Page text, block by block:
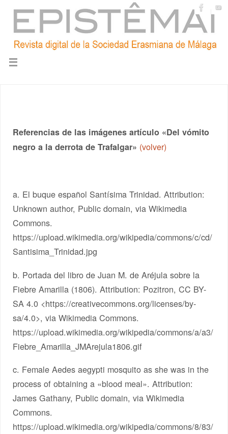
Referencias de las imágenes artículo «Del vómito
negro a la derrota de Trafalgar» (volver)
a. El buque español Santísima Trinidad. Attribution:
Unknown author, Public domain, via Wikimedia
Commons.
https://upload.wikimedia.org/wikipedia/commons/c/cd/
Santisima_Trinidad.jpg
b. Portada del libro de Juan M. de Aréjula sobre la
Fiebre Amarilla (1806). Attribution: Pozitron, CC BY-
SA 4.0 <https://creativecommons.org/licenses/by-
sa/4.0>, via Wikimedia Commons.
https://upload.wikimedia.org/wikipedia/commons/a/a3/
Fiebre_Amarilla_JMArejula1806.gif
c. Female Aedes aegypti mosquito as she was in the
process of obtaining a «blood meal». Attribution:
James Gathany, Public domain, via Wikimedia
Commons.
https://upload.wikimedia.org/wikipedia/commons/8/83/